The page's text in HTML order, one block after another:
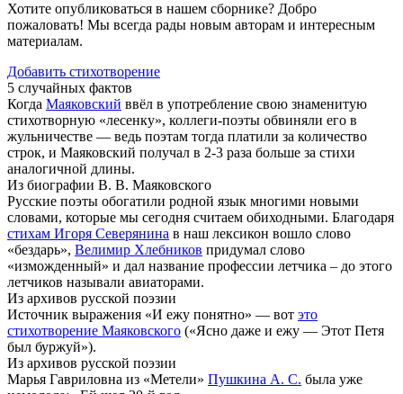
Хотите опубликоваться в нашем сборнике? Добро
пожаловать! Мы всегда рады новым авторам и интересным
материалам.
Добавить стихотворение
5 случайных фактов
Когда Маяковский ввёл в употребление свою знаменитую
стихотворную «лесенку», коллеги-поэты обвиняли его в
жульничестве — ведь поэтам тогда платили за количество
строк, и Маяковский получал в 2-3 раза больше за стихи
аналогичной длины.
Из биографии В. В. Маяковского
Русские поэты обогатили родной язык многими новыми
словами, которые мы сегодня считаем обиходными. Благодаря
стихам Игоря Северянина в наш лексикон вошло слово
«бездарь», Велимир Хлебников придумал слово
«изможденный» и дал название профессии летчика – до этого
летчиков называли авиаторами.
Из архивов русской поэзии
Источник выражения «И ежу понятно» — вот это
стихотворение Маяковского («Ясно даже и ежу — Этот Петя
был буржуй»).
Из архивов русской поэзии
Марья Гавриловна из «Метели» Пушкина А. С. была уже